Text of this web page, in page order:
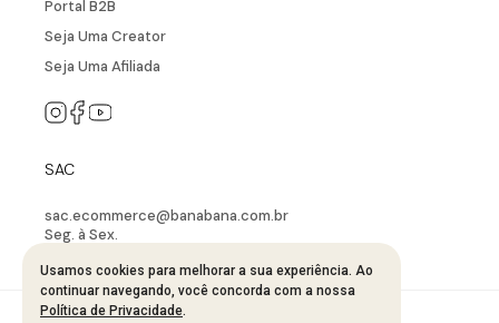
Usamos cookies para melhorar a sua experiência. Ao
continuar navegando, você concorda com a nossa
Política de Privacidade.
Portal B2B
Seja Uma Creator
Seja Uma Afiliada
SAC
sac.ecommerce@banabana.com.br
Seg. à Sex.